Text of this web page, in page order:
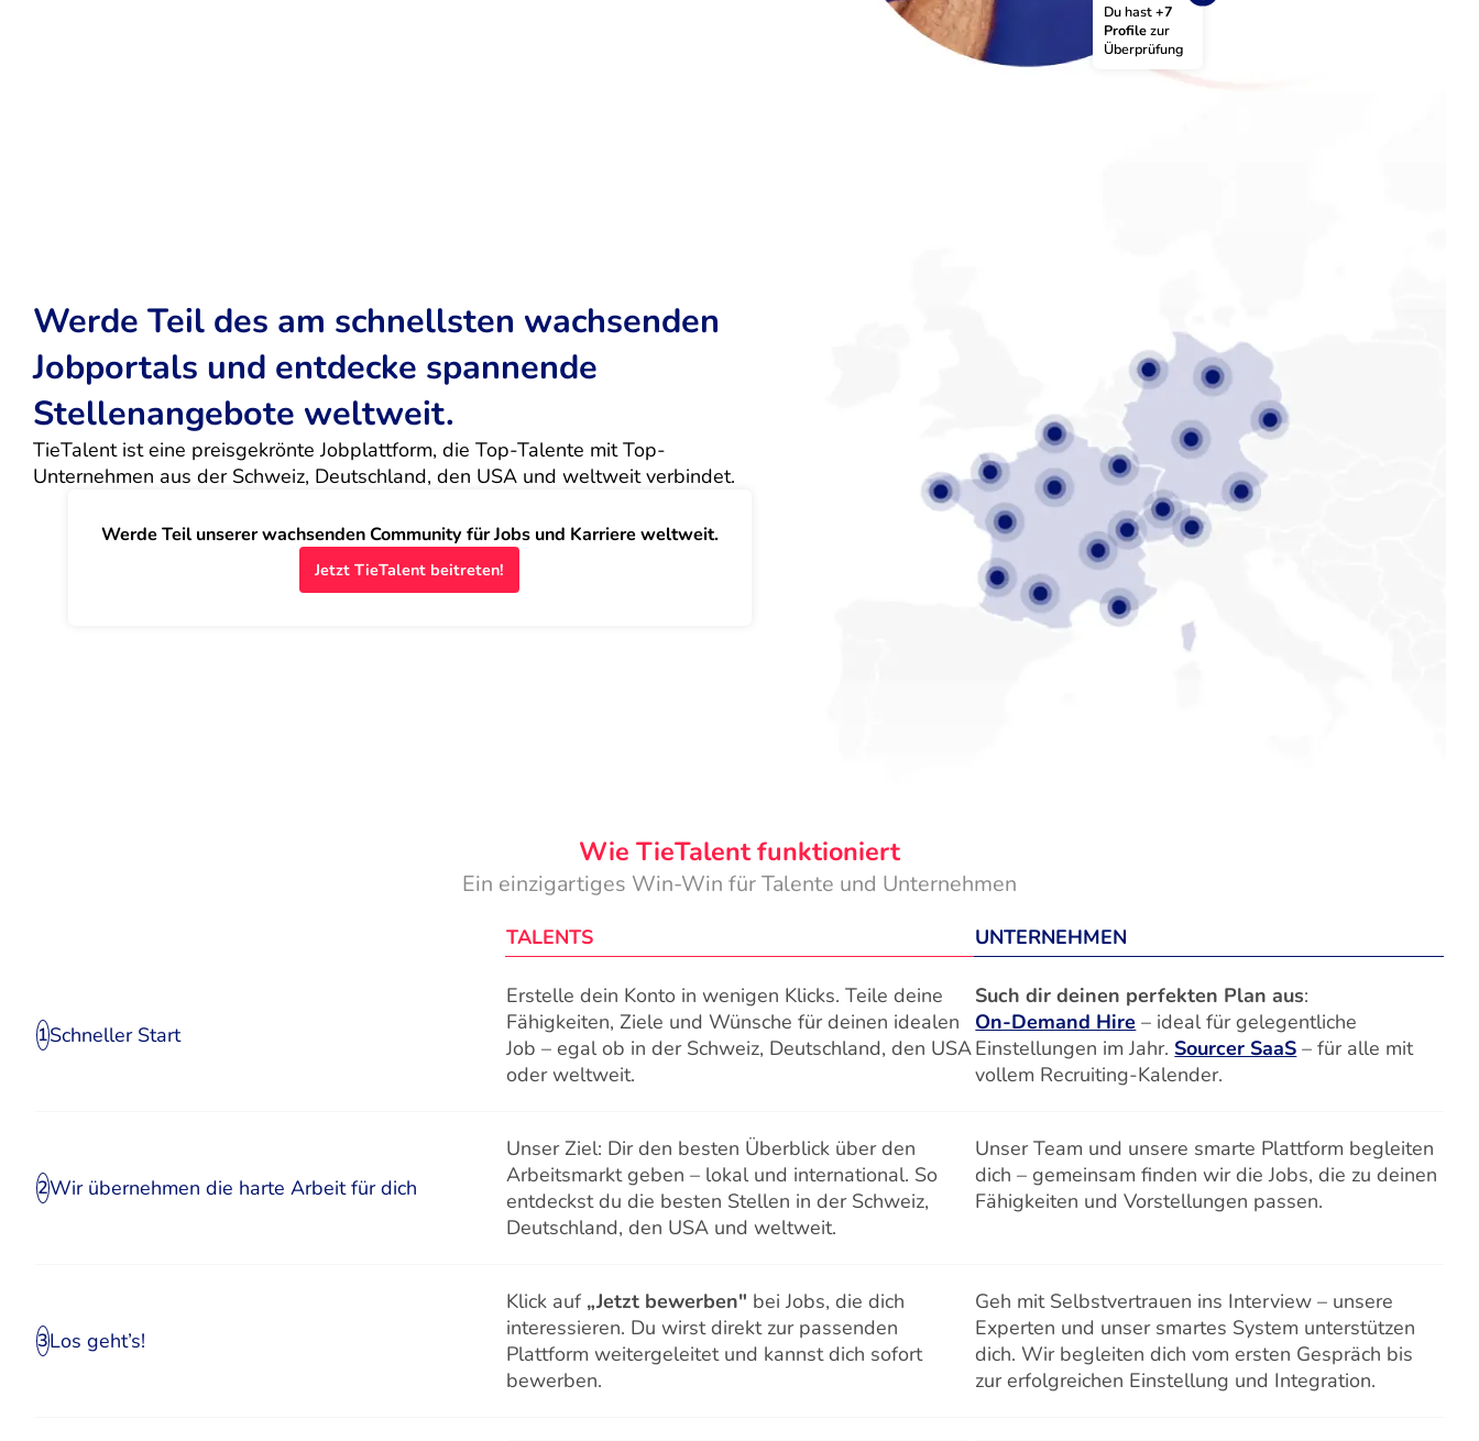
Du hast +7
Profile zur
Überprüfung
Werde Teil des am schnellsten wachsenden
Jobportals und entdecke spannende
Stellenangebote weltweit.
TieTalent ist eine preisgekrönte Jobplattform, die Top-Talente mit Top-
Unternehmen aus der Schweiz, Deutschland, den USA und weltweit verbindet.
Werde Teil unserer wachsenden Community für Jobs und Karriere weltweit.
Jetzt TieTalent beitreten!
Wie TieTalent funktioniert
Ein einzigartiges Win-Win für Talente und Unternehmen
TALENTS UNTERNEHMEN
1Schneller Start
Erstelle dein Konto in wenigen Klicks. Teile deine
Fähigkeiten, Ziele und Wünsche für deinen idealen
Job – egal ob in der Schweiz, Deutschland, den USA
oder weltweit.
Such dir deinen perfekten Plan aus:
On-Demand Hire – ideal für gelegentliche
Einstellungen im Jahr. Sourcer SaaS – für alle mit
vollem Recruiting-Kalender.
2Wir übernehmen die harte Arbeit für dich
Unser Ziel: Dir den besten Überblick über den
Arbeitsmarkt geben – lokal und international. So
entdeckst du die besten Stellen in der Schweiz,
Deutschland, den USA und weltweit.
Unser Team und unsere smarte Plattform begleiten
dich – gemeinsam finden wir die Jobs, die zu deinen
Fähigkeiten und Vorstellungen passen.
3Los geht’s!
Klick auf „Jetzt bewerben" bei Jobs, die dich
interessieren. Du wirst direkt zur passenden
Plattform weitergeleitet und kannst dich sofort
bewerben.
Geh mit Selbstvertrauen ins Interview – unsere
Experten und unser smartes System unterstützen
dich. Wir begleiten dich vom ersten Gespräch bis
zur erfolgreichen Einstellung und Integration.